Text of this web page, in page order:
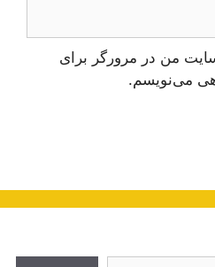
من در مرورگر برای
می‌نویسم.